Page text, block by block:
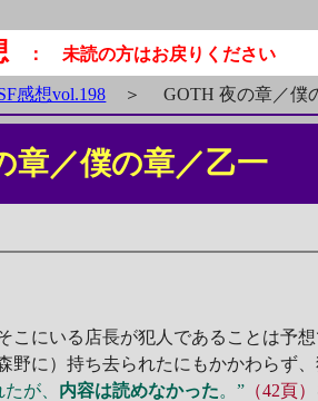
： 未読の方はお戻りください
感想vol.198 ＞ GOTH 夜の章／僕
章／僕の章／乙一
こにいる店長が犯人であることは予
野に）持ち去られたにもかかわらず
が、 内容は読めなかった。” （42頁）